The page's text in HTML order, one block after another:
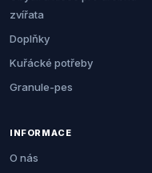
zvířata
Doplňky
Kuřácké potřeby
Granule-pes
INFORMACE
O nás